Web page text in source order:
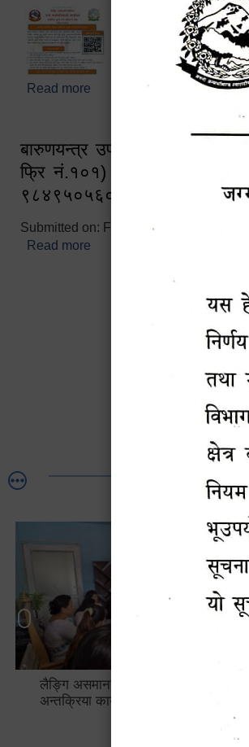
Read more about घरबाटै अनलाइन मार्फत
बारुणयन्त्र उपशाखा इन्चार्जको
फ्रि नं.१०१) फोन नं. ०५७-
९८४९५०५६००
Submitted on: Fri, 02/25/2022 - 10:50
Read more
नं.१०१) फोन नं. ०५७-५२०६७७
लैङ्गि असमानताका विबिध पक्षहरु विषयक
अन्तक्रिया कार्यक्रम